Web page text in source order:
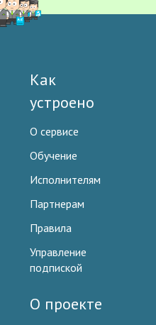
Как
устроено
О сервисе
Обучение
Исполнителям
Партнерам
Правила
Управление
подпиской
О проекте